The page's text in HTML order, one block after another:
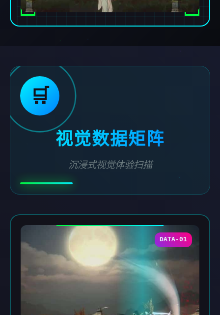
🛒
视觉数据矩阵
沉浸式视觉体验扫描
DATA-01